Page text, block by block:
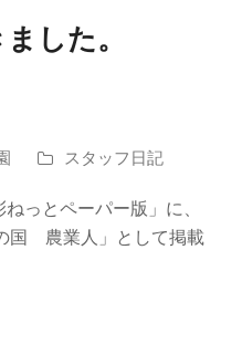
した。
スタッフ日記
っとペーパー版」に、
国 農業人」として掲載